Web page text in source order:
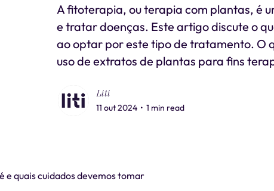
A fitoterapia, ou terapia com plantas, é
e tratar doenças. Este artigo discute o
ao optar por este tipo de tratamento. O
uso de extratos de plantas para fins
Liti
11 out 2024 • 1 min read